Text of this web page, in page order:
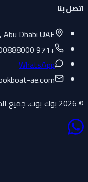
اتصل بنا
Abu Dhabi UAE
+971 800888000
WhatsApp
ae.com
© 2026 بوك بوت. جميع الحقوق محفوظة.